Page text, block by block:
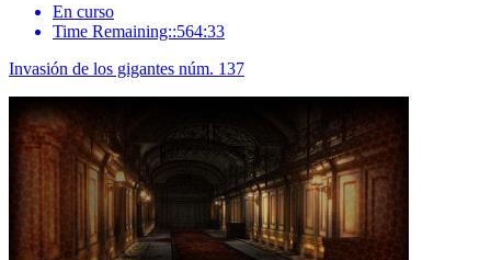
En curso
Time Remaining::564:33
Invasión de los gigantes núm. 137